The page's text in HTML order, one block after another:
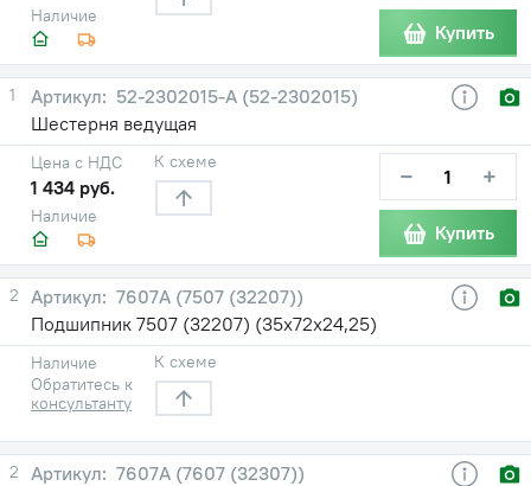
Наличие
Купить
1
52-2302015-А (52-2302015)
Шестерня ведущая
Наличие
Цена с НДС
1 434 руб.
К схеме − +
Купить
2
7607А (7507 (32207))
Подшипник 7507 (32207) (35х72х24,25)
Наличие
Обратитесь к
консультанту
К схеме
2
7607А (7607 (32307))